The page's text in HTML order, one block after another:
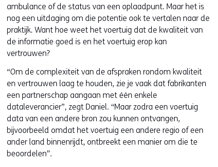
ambulance of de status van een oplaadpunt. Maar het is
nog een uitdaging om die potentie ook te vertalen naar de
praktijk. Want hoe weet het voertuig dat de kwaliteit van
de informatie goed is en het voertuig erop kan
vertrouwen?
“Om de complexiteit van de afspraken rondom kwaliteit
en vertrouwen laag te houden, zie je vaak dat fabrikanten
een partnerschap aangaan met één enkele
dataleverancier”, zegt Daniel. “Maar zodra een voertuig
data van een andere bron zou kunnen ontvangen,
bijvoorbeeld omdat het voertuig een andere regio of een
ander land binnenrijdt, ontbreekt een manier om die te
beoordelen”.